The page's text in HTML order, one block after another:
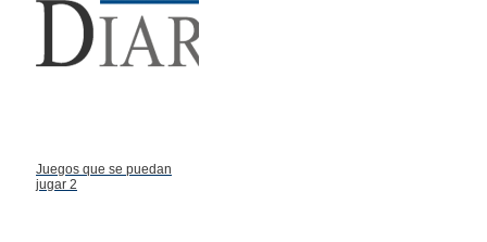
Juegos que se puedan
jugar 2